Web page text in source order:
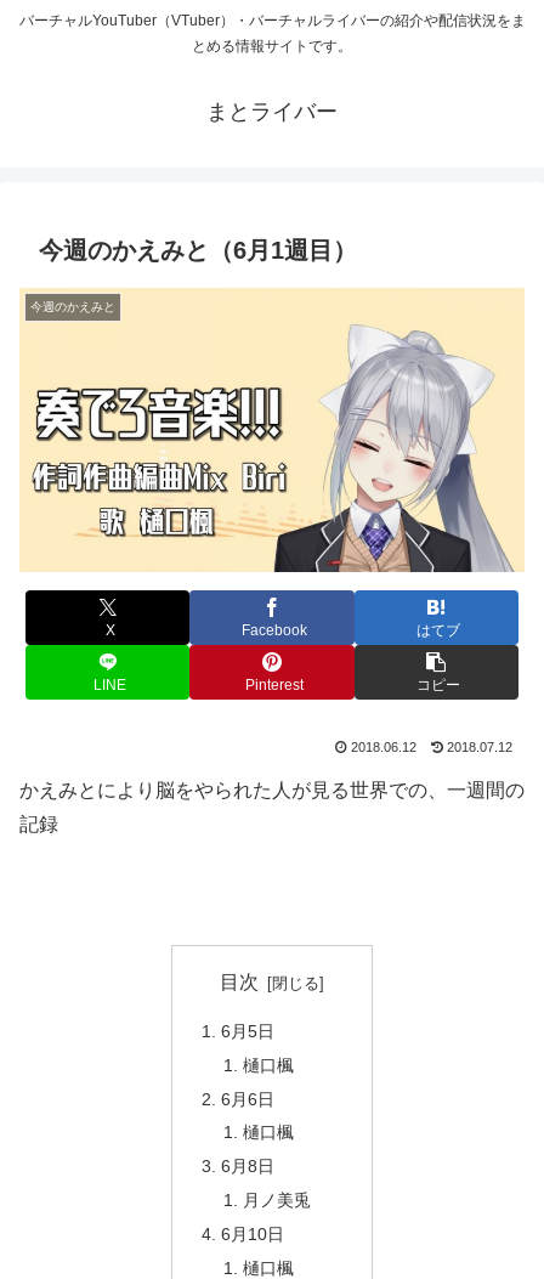
バーチャルYouTuber（VTuber）・バーチャルライバーの紹介や配信状況をま
とめる情報サイトです。
まとライバー
今週のかえみと（6月1週目）
今週のかえみと
X Facebook はてブ
LINE Pinterest コピー
2018.06.12 2018.07.12
かえみとにより脳をやられた人が見る世界での、一週間の
記録
目次
6月5日
樋口楓
6月6日
樋口楓
6月8日
月ノ美兎
6月10日
樋口楓